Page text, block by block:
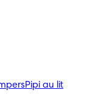
Pipi au lit